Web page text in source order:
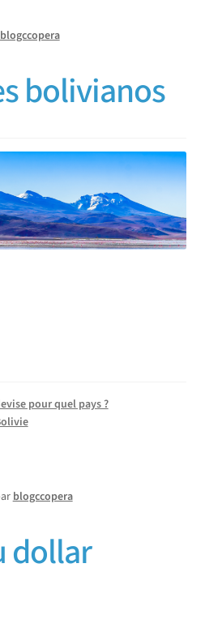
blogccopera
bolivianos
pour quel pays ?
blogccopera
dollar